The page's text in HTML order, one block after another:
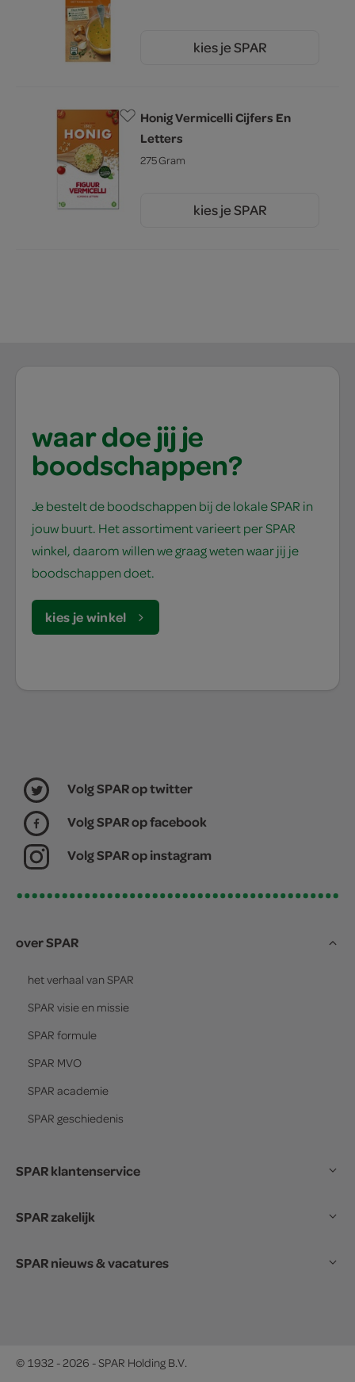
kies je SPAR
Honig Vermicelli Cijfers En
Letters
275 Gram
kies je SPAR
waar doe jij je
boodschappen?
Je bestelt de boodschappen bij de lokale SPAR in
jouw buurt. Het assortiment varieert per SPAR
winkel, daarom willen we graag weten waar jij je
boodschappen doet.
kies je winkel
Volg SPAR op twitter
Volg SPAR op facebook
Volg SPAR op instagram
over SPAR
het verhaal van SPAR
SPAR visie en missie
SPAR formule
SPAR MVO
SPAR academie
SPAR geschiedenis
SPAR klantenservice
SPAR zakelijk
SPAR nieuws & vacatures
© 1932 - 2026 - SPAR Holding B.V.